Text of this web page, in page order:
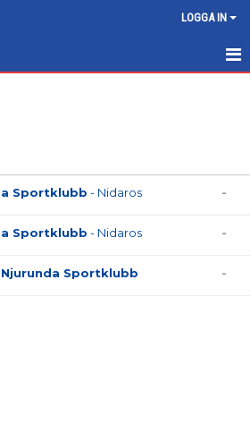
LOGGA IN
Sportklubb - Nidaros -
Sportklubb - Nidaros -
Njurunda Sportklubb -